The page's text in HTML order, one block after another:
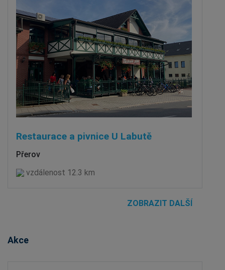
Restaurace a pivnice U Labutě
Přerov
vzdálenost 12.3 km
ZOBRAZIT DALŠÍ
Akce